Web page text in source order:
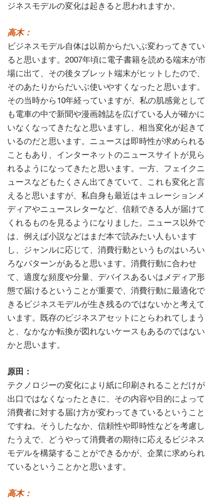
ジネスモデルの変化は起きると思われますか。
高木：
ビジネスモデル自体は以前からだいぶ変わってきてい
ると思います。2007年頃に電子書籍を読める端末が市
場に出て、その後タブレット端末がヒットしたので、
そのあたりからだいぶ使いやすくなったと思います。
その当時から10年経っていますが、私の肌感覚として
も電車の中で新聞や漫画雑誌を広げている人が確かに
いなくなってきたなと思いますし、相当変化が起きて
いるのだと思います。ニュースは即時性が求められる
こともあり、インターネットのニュースサイトが見ら
れるようになってきたと思います。一方、フェイクニ
ュースなどもたくさん出てきていて、これも変化と言
えると思いますが、私自身も最近はキュレーションメ
ディアやニュースレターなど、信頼できる人が届けて
くれるものを見るようになりました。ニュース以外で
は、例えば小説などはまだ本で読みたい人もいます
し、ジャンルに応じて、消費行動というものはいろい
ろなパターンがあると思います。消費行動に合わせ
て、適度な頻度や分量、デバイスあるいはメディア形
態で届けるということが重要で、消費行動に最適化で
きるビジネスモデルが生き残るのではないかと考えて
います。既存のビジネスアセットにとらわれてしまう
と、なかなか転換が図れないケースもあるのではない
かと思います。
原田：
テクノロジーの変化により紙に印刷されることだけが
出口ではなくなったときに、その内容や目的によって
消費者に対する届け方が変わってきているということ
ですね。そうしたなか、信頼性や即時性などを考慮し
たうえで、どうやって消費者の期待に応えるビジネス
モデルを構築することができるかが、企業に求められ
ているということかと思います。
高木：